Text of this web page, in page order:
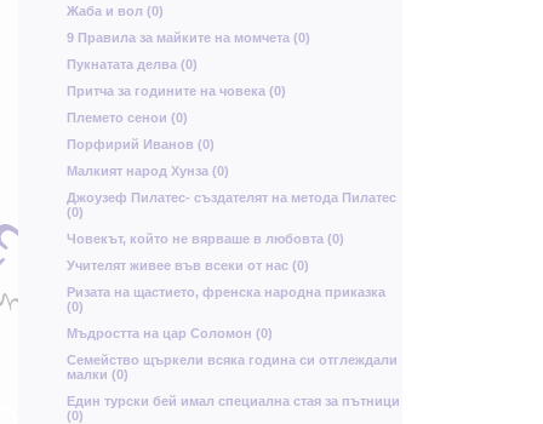
у
у
К
Щ
н
Н
Ч
ю
Жаба и вол (0)
9 Правила за майките на момчета (0)
Пукнатата делва (0)
Притча за годините на човека (0)
Племето сенои (0)
Порфирий Иванов (0)
Малкият народ Хунза (0)
Джоузеф Пилатес- създателят на метода Пилатес
(0)
Човекът, който не вярваше в любовта (0)
Учителят живее във всеки от нас (0)
Ризата на щастието, френска народна приказка
(0)
Мъдростта на цар Соломон (0)
Семейство щъркели всяка година си отглеждали
малки (0)
Един турски бей имал специална стая за пътници
(0)